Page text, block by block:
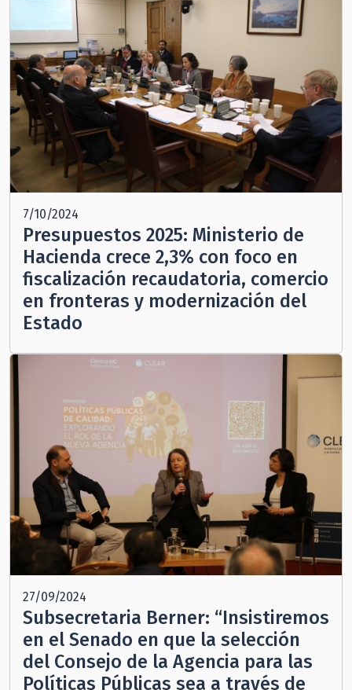
7/10/2024
Presupuestos 2025: Ministerio de
Hacienda crece 2,3% con foco en
fiscalización recaudatoria, comercio
en fronteras y modernización del
Estado
27/09/2024
Subsecretaria Berner: “Insistiremos
en el Senado en que la selección
del Consejo de la Agencia para las
Políticas Públicas sea a través de